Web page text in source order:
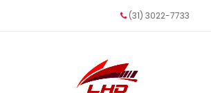
(31) 3022-7733